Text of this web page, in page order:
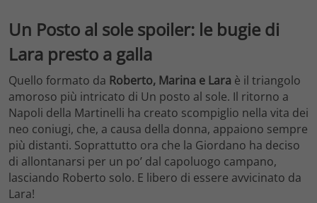
Un Posto al sole spoiler: le bugie di
Lara presto a galla
Quello formato da Roberto, Marina e Lara è il triangolo
amoroso più intricato di Un posto al sole. Il ritorno a
Napoli della Martinelli ha creato scompiglio nella vita dei
neo coniugi, che, a causa della donna, appaiono sempre
più distanti. Soprattutto ora che la Giordano ha deciso
di allontanarsi per un po’ dal capoluogo campano,
lasciando Roberto solo. E libero di essere avvicinato da
Lara!